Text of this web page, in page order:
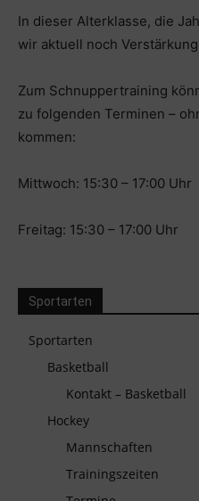
In dieser Alterklasse, die
wir aktuell noch
Zum Schnuppertraining
zu folgenden Terminen –
kommen:
Mittwoch: 15:30 – 17:00 Uhr
Freitag: 15:30 – 17:00 Uhr
Sportarten
Sportarten
Basketball
Kontakt – Basketball
Hockey
Mannschaften
Trainingszeiten